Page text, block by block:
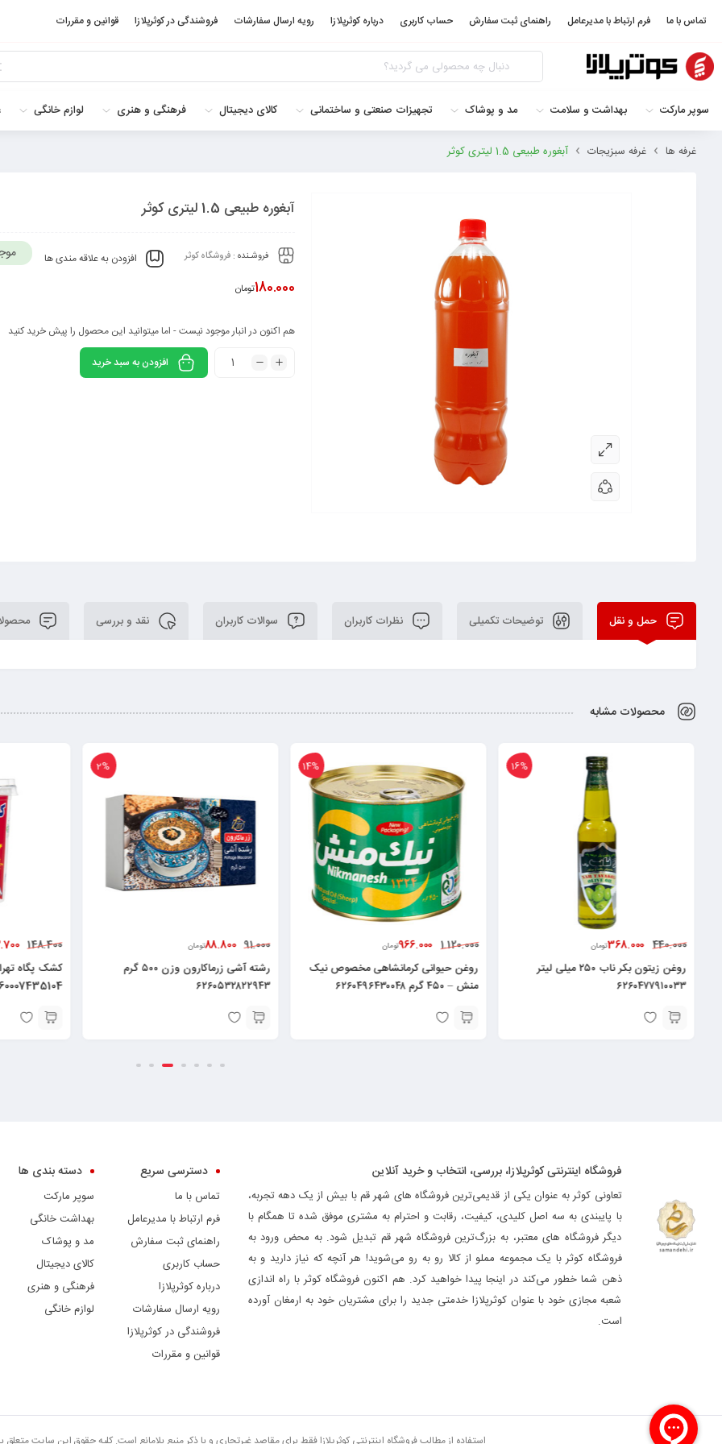
تماس با ما فرم ارتباط با مدیرعامل راهنمای ثبت سفارش حساب کاربری درباره کوثرپلازا رویه ارسال سفارشات فروشندگی در کوثرپلازا قوانین و مقررات
سوپر مارکت بهداشت و سلامت مد و پوشاک تجهیزات صنعتی و ساختمانی کالای دیجیتال فرهنگی و هنری لوازم خانگی
غرفه ها غرفه سبزيجات آبغوره طبیعی 1.5 لیتری کوثر
آبغوره طبیعی 1.5 لیتری کوثر
فروشـنده : فروشگاه کوثر افزودن به علاقه مندی ها
180.000تومان
هم اکنون در انبار موجود نیست - اما میتوانید این محصول را پیش خرید کنید
افزودن به سبد خرید
حمل و نقل توضیحات تکمیلی نظرات کاربران سوالات کاربران نقد و بررسی
محصولات مشابه
16%
440.000
368.000تومان
روغن زیتون بکر ناب ۲۵۰ میلی لیتر
۶۲۶۰۴۷۷۹۱۰۰۳۳
14%
1.120.000
966.000تومان
روغن حیوانی کرمانشاهی مخصوص نیک
منش – ۴۵۰ گرم ۶۲۶۰۴۹۶۴۳۰۰۴۸
2%
91.000
88.800تومان
رشته آشی زرماکارون وزن ۵۰۰ گرم
۶۲۶۰۵۳۲۸۲۲۹۴۳
148.400
فروشگاه اینترنتی کوثرپلازا، بررسی، انتخاب و خرید آنلاین
تعاونی کوثر به عنوان یکی از قدیمی‌ترین فروشگاه های شهر قم با بیش از یک دهه تجربه،
با پایبندی به سه اصل کلیدی، کیفیت، رقابت و احترام به مشتری موفق شده تا همگام با
دیگر فروشگاه های معتبر، به بزرگ‌ترین فروشگاه شهر قم تبدیل شود. به محض ورود به
فروشگاه کوثر با یک مجموعه مملو از کالا رو به رو می‌شوید! هر آنچه که نیاز دارید و به
ذهن شما خطور می‌کند در اینجا پیدا خواهید کرد. هم اکنون فروشگاه کوثر با راه اندازی
شعبه مجازی خود با عنوان کوثرپلازا خدمتی جدید را برای مشتریان خود به ارمغان آورده
است.
دسترسی سریع
تماس با ما
فرم ارتباط با مدیرعامل
راهنمای ثبت سفارش
حساب کاربری
درباره کوثرپلازا
رویه ارسال سفارشات
فروشندگی در کوثرپلازا
قوانین و مقررات
دسته بندی ها
سوپر مارکت
بهداشت خانگی
مد و پوشاک
کالای دیجیتال
فرهنگی و هنری
لوازم خانگی
استفاده از مطالب فروشگاه اینترنتی کوثرپلازا فقط برای مقاصد غیرتجاری و با ذکر منبع بلامانع است. کلیه حقوق این سایت